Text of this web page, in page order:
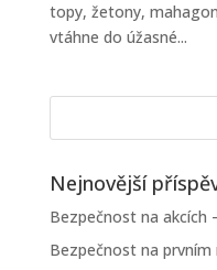
topy, žetony,
vtáhne do úžasné...
Nejnovější
Bezpečnost na akcích
Bezpečnost na